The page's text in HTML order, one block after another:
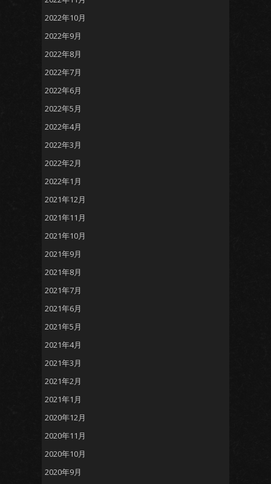
2022年10月
2022年9月
2022年8月
2022年7月
2022年6月
2022年5月
2022年4月
2022年3月
2022年2月
2022年1月
2021年12月
2021年11月
2021年10月
2021年9月
2021年8月
2021年7月
2021年6月
2021年5月
2021年4月
2021年3月
2021年2月
2021年1月
2020年12月
2020年11月
2020年10月
2020年9月